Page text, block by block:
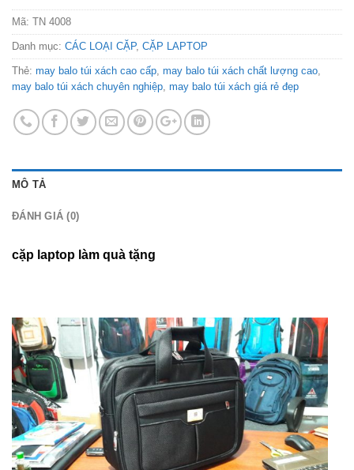
Mã: TN 4008
Danh mục: CÁC LOẠI CẶP, CẶP LAPTOP
Thẻ: may balo túi xách cao cấp may balo túi xách chất lượng cao
may balo túi xách chuyên nghiệp may balo túi xách giá rẻ đẹp
MÔ TẢ
ĐÁNH GIÁ (0)
cặp laptop làm quà tặng